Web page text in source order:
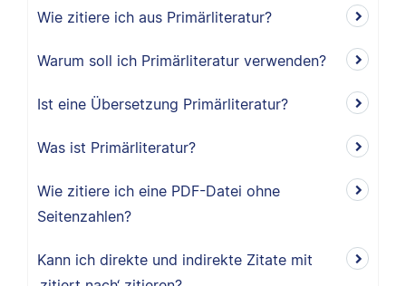
Wie zitiere ich aus Primärliteratur?
Warum soll ich Primärliteratur verwenden?
Ist eine Übersetzung Primärliteratur?
Was ist Primärliteratur?
Wie zitiere ich eine PDF-Datei ohne
Seitenzahlen?
Kann ich direkte und indirekte Zitate mit